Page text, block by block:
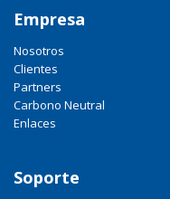
Empresa
Nosotros
Clientes
Partners
Carbono Neutral
Enlaces
Soporte